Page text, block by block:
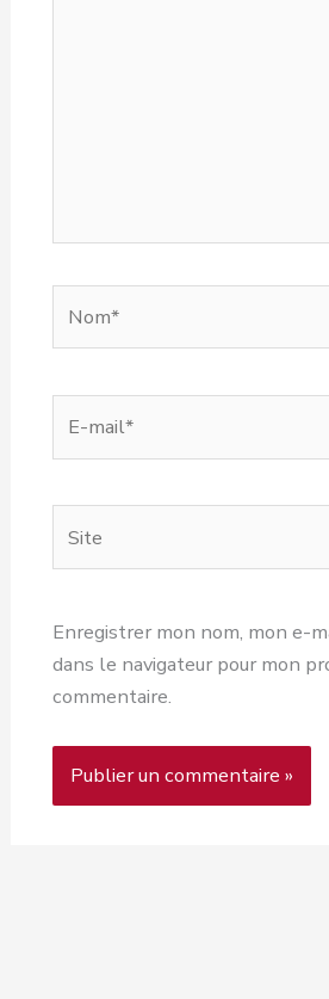
mail*
Enregistrer mon nom, mon e-
dans le navigateur pour mon
commentaire.